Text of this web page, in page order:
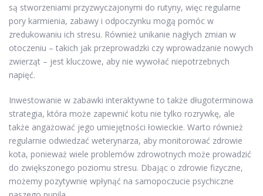
są stworzeniami przyzwyczajonymi do rutyny, więc regularne
pory karmienia, zabawy i odpoczynku mogą pomóc w
zredukowaniu ich stresu. Również unikanie nagłych zmian w
otoczeniu – takich jak przeprowadzki czy wprowadzanie nowych
zwierząt – jest kluczowe, aby nie wywołać niepotrzebnych
napięć.
Inwestowanie w zabawki interaktywne to także długoterminowa
strategia, która może zapewnić kotu nie tylko rozrywkę, ale
także angażować jego umiejętności łowieckie. Warto również
regularnie odwiedzać weterynarza, aby monitorować zdrowie
kota, ponieważ wiele problemów zdrowotnych może prowadzić
do zwiększonego poziomu stresu. Dbając o zdrowie fizyczne,
możemy pozytywnie wpłynąć na samopoczucie psychiczne